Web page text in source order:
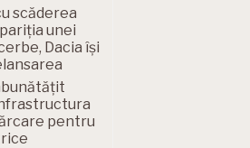
scăderea
unei
Dacia își
pentru